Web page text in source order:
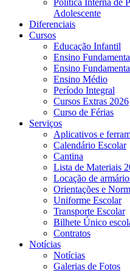
Adolescente
Diferenciais
Cursos
Educação Infantil
Ensino
Ensino
Ensino Médio
Período Integral
Cursos Extras 2026
Curso de Férias
Serviços
Aplicativos e
Calendário Escolar
Cantina
Lista de Materiais
Locação de
Orientações e
Uniforme Escolar
Transporte Escolar
Bilhete Único
Contratos
Notícias
Notícias
Galerias de Fotos